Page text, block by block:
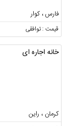
فارس ، کوار
قیمت : توافقی
خانه اجاره ای
کرمان ، راین